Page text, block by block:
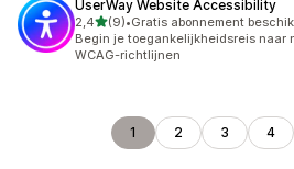
UserWay Website Accessibility
2,4van 5 sterren
(9)
9 recensies in totaal
•Gratis abonnement
Begin je toegankelijkheidsreis naar
WCAG-richtlijnen
1 2 3 4